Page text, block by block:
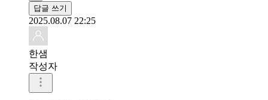
답글 쓰기
2025.08.07 22:25
한샘
작성자